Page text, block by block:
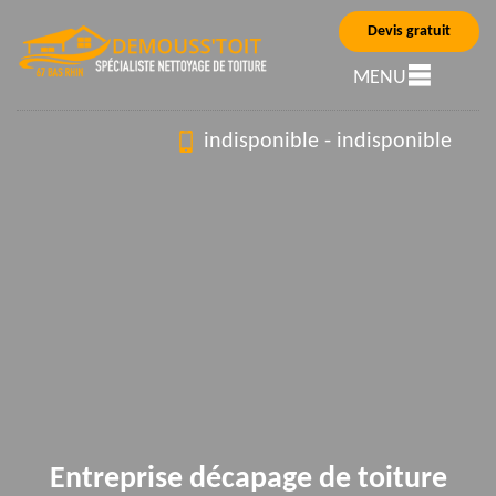
Devis gratuit
MENU
indisponible - indisponible
Entreprise décapage de toiture